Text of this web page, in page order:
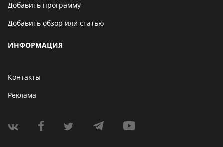
Добавить программу
Добавить обзор или статью
ИНФОРМАЦИЯ
Контакты
Реклама